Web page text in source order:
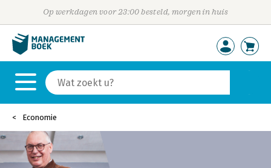
Op werkdagen voor 23:00 besteld, morgen in huis
Economie